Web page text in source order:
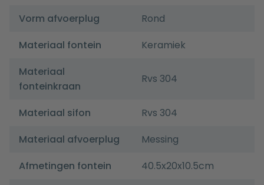
Vorm afvoerplug
Rond
Materiaal fontein
Keramiek
Materiaal
fonteinkraan
Rvs 304
Materiaal sifon
Rvs 304
Materiaal afvoerplug
Messing
Afmetingen fontein
40.5x20x10.5cm